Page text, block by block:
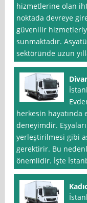
hizmetlerine olan
noktada devreye
güvenilir
sunmaktadır.
sektöründe uzun
herkesin hayatında
deneyimdir.
yerleştirilmesi gibi
gerektirir. Bu
önemlidir. İşte